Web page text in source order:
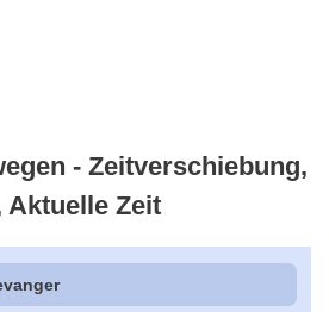
- Zeitverschiebung,
Zeit